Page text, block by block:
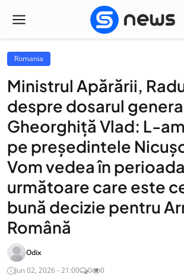
Romania
Ministrul Apărării,
despre dosarul
Gheorghiță Vlad: L-
pe președintele
Vom vedea în perioada
următoare care este
bună decizie pentru
Română
Odix
Jun 02, 2026 - 21:00
0 0